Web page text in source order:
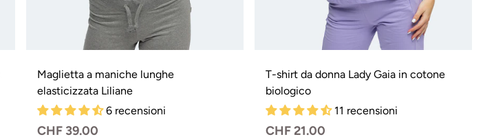
Maglietta a maniche lunghe
elasticizzata Liliane
6 recensioni
Prezzo
CHF 39.00
T-shirt da donna Lady Gaia in cotone
biologico
11 recensioni
Prezzo
CHF 21.00